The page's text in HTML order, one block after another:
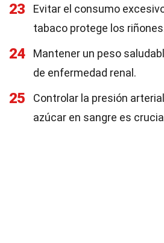
23
Evitar el consumo
tabaco protege los
24
Mantener un peso
de enfermedad renal.
25
Controlar la presión
azúcar en sangre es